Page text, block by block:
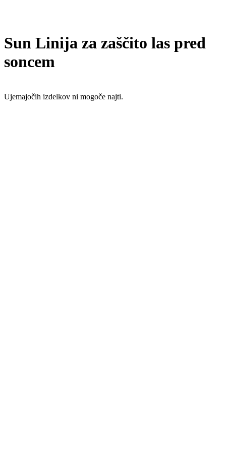
Sun Linija za zaščito las pred
soncem
Ujemajočih izdelkov ni mogoče najti.